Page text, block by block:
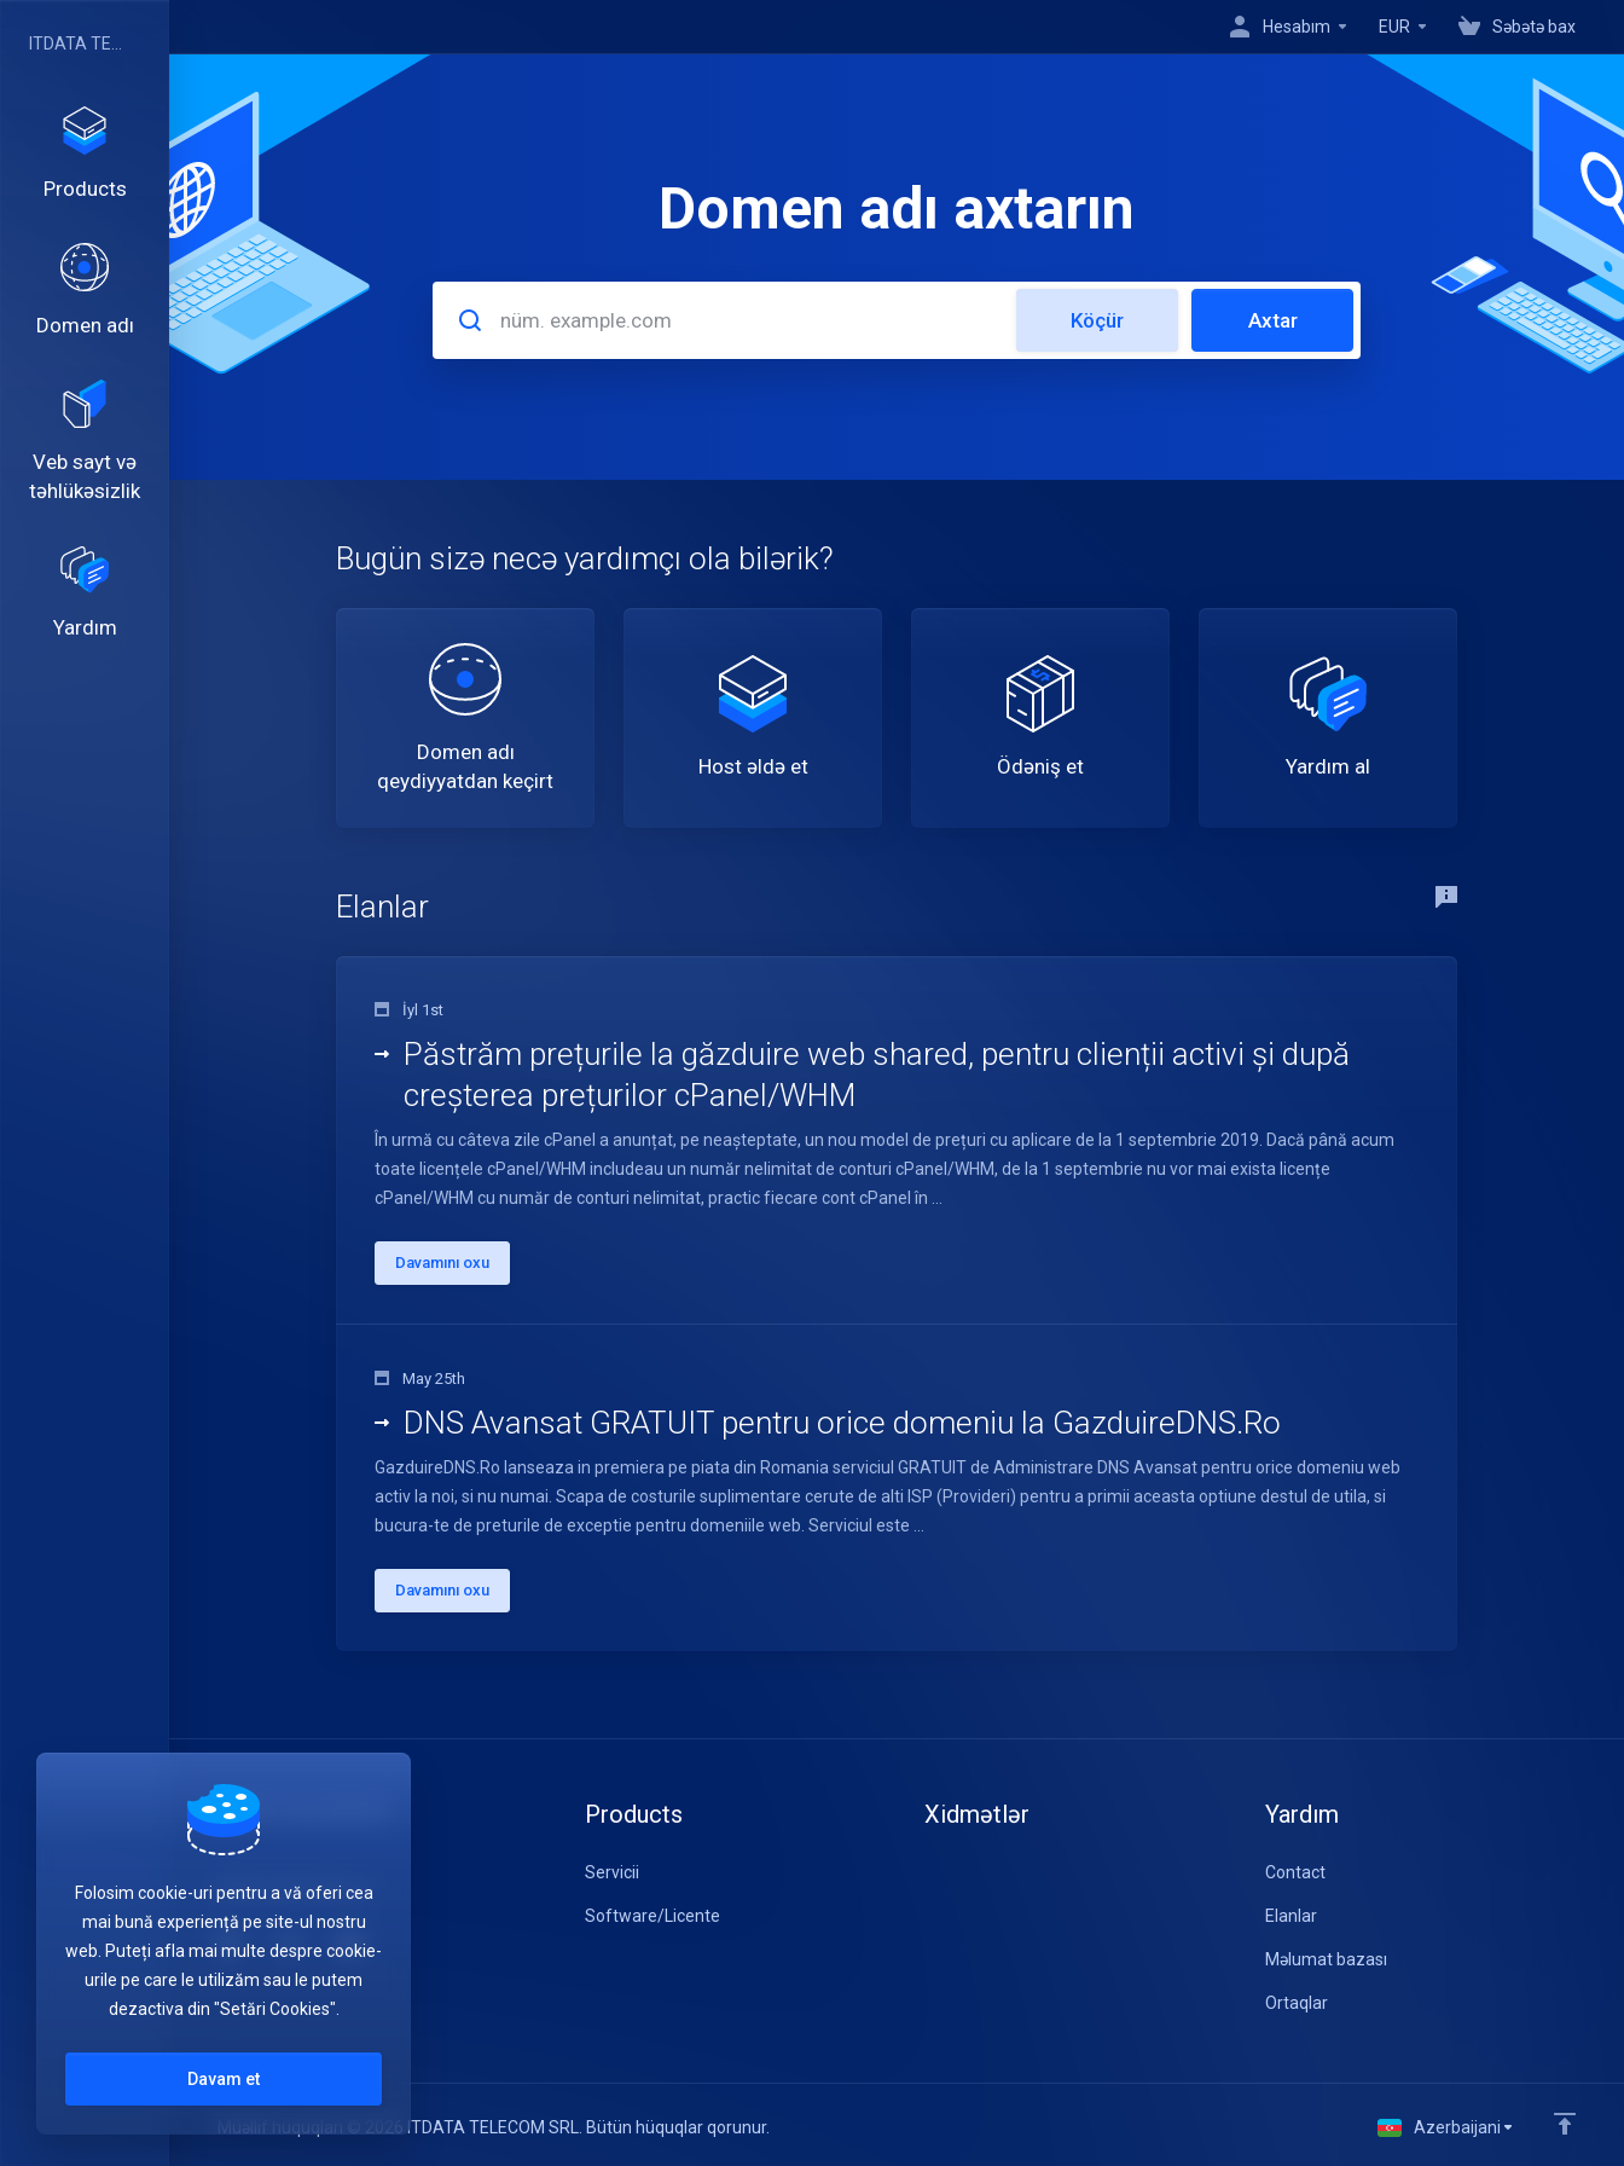
Products
Domen adı
Veb sayt və
təhlükəsizlik
Yardım
Hesabım EUR Səbətə bax
Domen adı axtarın
Köçür Axtar
Bugün sizə necə yardımçı ola bilərik?
Domen adı
qeydiyyatdan keçirt
Host əldə et Ödəniş et Yardım al
Elanlar
İyl 1st
Păstrăm prețurile la găzduire web shared, pentru clienții activi și după
creșterea prețurilor cPanel/WHM
În urmă cu câteva zile cPanel a anunțat, pe neașteptate, un nou model de prețuri cu aplicare de la 1 septembrie 2019. Dacă până acum
toate licențele cPanel/WHM includeau un număr nelimitat de conturi cPanel/WHM, de la 1 septembrie nu vor mai exista licențe
cPanel/WHM cu număr de conturi nelimitat, practic fiecare cont cPanel în ...
Davamını oxu
May 25th
DNS Avansat GRATUIT pentru orice domeniu la GazduireDNS.Ro
GazduireDNS.Ro lanseaza in premiera pe piata din Romania serviciul GRATUIT de Administrare DNS Avansat pentru orice domeniu web
activ la noi, si nu numai. Scapa de costurile suplimentare cerute de alti ISP (Provideri) pentru a primii aceasta optiune destul de utila, si
bucura-te de preturile de exceptie pentru domeniile web. Serviciul este ...
Davamını oxu
ITDATA TELECOM SRL
Get in touch with us!
Products
Servicii
Software/Licente
Xidmətlər Yardım
Contact
Elanlar
Məlumat bazası
Ortaqlar
Müəllif hüquqları © 2026 ITDATA TELECOM SRL. Bütün hüquqlar qorunur. Azerbaijani
Folosim cookie-uri pentru a vă oferi cea
mai bună experiență pe site-ul nostru
web. Puteți afla mai multe despre cookie-
urile pe care le utilizăm sau le putem
dezactiva din "Setări Cookies".
Davam et